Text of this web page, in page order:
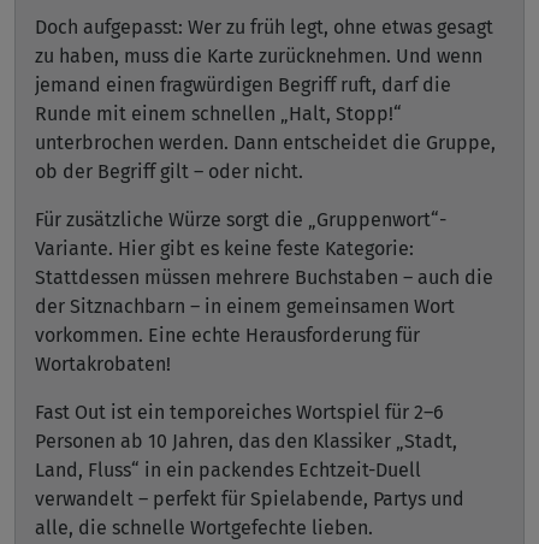
Doch aufgepasst: Wer zu früh legt, ohne etwas gesagt
zu haben, muss die Karte zurücknehmen. Und wenn
jemand einen fragwürdigen Begriff ruft, darf die
Runde mit einem schnellen „Halt, Stopp!“
unterbrochen werden. Dann entscheidet die Gruppe,
ob der Begriff gilt – oder nicht.
Für zusätzliche Würze sorgt die „Gruppenwort“-
Variante. Hier gibt es keine feste Kategorie:
Stattdessen müssen mehrere Buchstaben – auch die
der Sitznachbarn – in einem gemeinsamen Wort
vorkommen. Eine echte Herausforderung für
Wortakrobaten!
Fast Out ist ein temporeiches Wortspiel für 2–6
Personen ab 10 Jahren, das den Klassiker „Stadt,
Land, Fluss“ in ein packendes Echtzeit-Duell
verwandelt – perfekt für Spielabende, Partys und
alle, die schnelle Wortgefechte lieben.